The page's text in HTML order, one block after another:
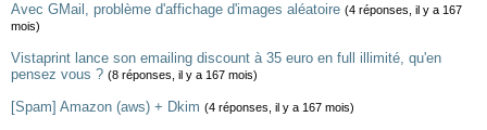
Avec GMail, problème d'affichage d'images aléatoire (4 réponses, il y a 167
mois)
Vistaprint lance son emailing discount à 35 euro en full illimité, qu'en
pensez vous ? (8 réponses, il y a 167 mois)
[Spam] Amazon (aws) + Dkim (4 réponses, il y a 167 mois)